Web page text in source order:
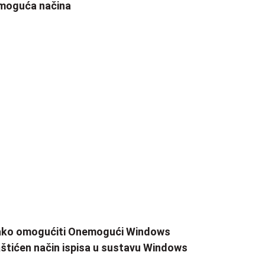
načina
omogućiti Onemogući Windows
način ispisa u sustavu Windows